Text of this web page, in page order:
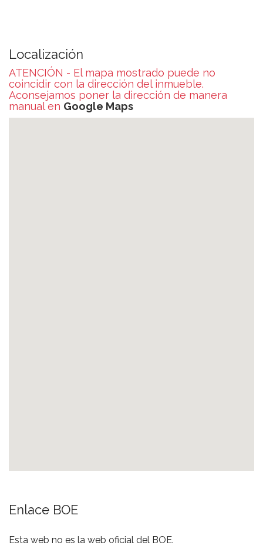
Localización
ATENCIÓN - El mapa mostrado puede no
coincidir con la dirección del inmueble.
Aconsejamos poner la dirección de manera
manual en Google Maps
Enlace BOE
Esta web no es la web oficial del BOE.